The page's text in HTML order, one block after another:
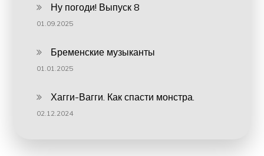
Ну погоди! Выпуск 8
01.09.2025
Бременские музыканты
01.01.2025
Хагги-Вагги. Как спасти монстра.
02.12.2024